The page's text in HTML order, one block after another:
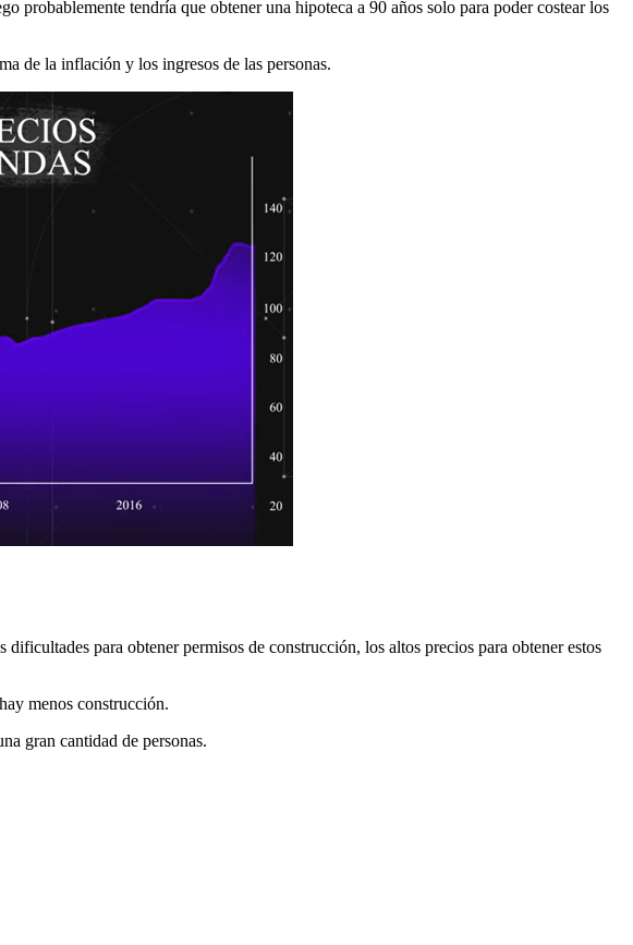
probablemente tendría que obtener una hipoteca a 90 años solo para poder costear los
de la inflación y los ingresos de las personas.
para obtener permisos de construcción, los altos precios para obtener estos
menos construcción.
gran cantidad de personas.